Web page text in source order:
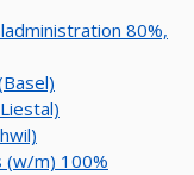
80%,
(w/m) 100%